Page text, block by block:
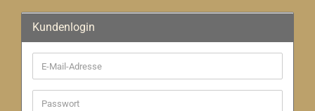
Kundenlogin
E-
Mail-
Adresse
Passwort